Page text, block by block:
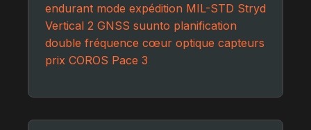
endurant mode expédition MIL-STD Stryd
Vertical 2 GNSS suunto planification
double fréquence cœur optique capteurs
prix COROS Pace 3